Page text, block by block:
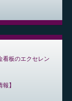
看板のエクセレン
報